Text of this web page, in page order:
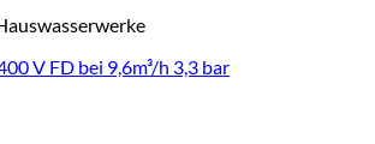
V FD bei 9,6m³/h 3,3 bar